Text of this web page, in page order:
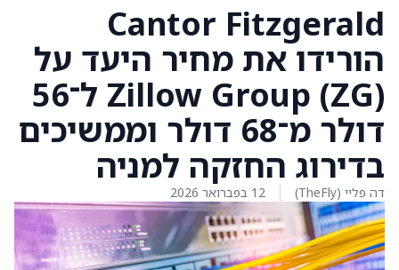
Cantor Fitzgerald
הורידו את מחיר היעד על
Zillow Group (ZG) ל־56
דולר מ־68 דולר וממשיכים
בדירוג החזקה למניה
דה פליי (TheFly) 12 בפברואר 2026